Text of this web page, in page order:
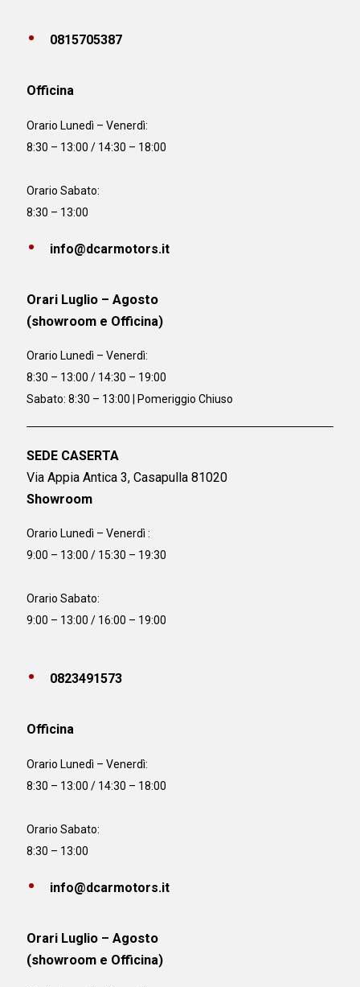
0815705387
Officina
Orario Lunedì – Venerdì:
8:30 – 13:00 / 14:30 – 18:00
Orario Sabato:
8:30 – 13:00
info@dcarmotors.it
Orari Luglio – Agosto
(showroom e Officina)
Orario Lunedì – Venerdì:
8:30 – 13:00 / 14:30 – 19:00
Sabato: 8:30 – 13:00 | Pomeriggio Chiuso
SEDE CASERTA
Via Appia Antica 3, Casapulla 81020
Showroom
Orario Lunedì – Venerdì :
9:00 – 13:00 / 15:30 – 19:30
Orario Sabato:
9:00 – 13:00 / 16:00 – 19:00
0823491573
Officina
Orario Lunedì – Venerdì:
8:30 – 13:00 / 14:30 – 18:00
Orario Sabato:
8:30 – 13:00
info@dcarmotors.it
Orari Luglio – Agosto
(showroom e Officina)